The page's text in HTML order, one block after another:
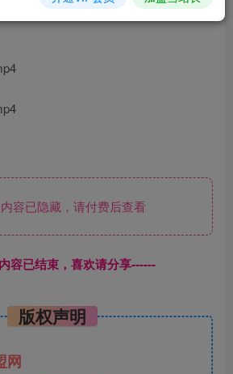
容已隐藏，请付费后查看
容已结束，喜欢请分享------
版权声明
网